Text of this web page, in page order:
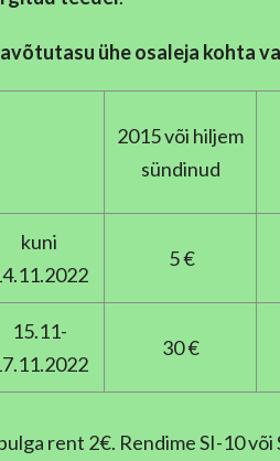
ühe osaleja kohta
2015 või hiljem
sündinud
kuni
5 €
15.11-
30 €
rent 2€. Rendime SI-10